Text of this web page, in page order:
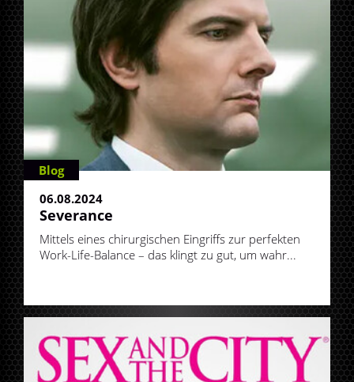
Blog
06.08.2024
Severance
Mittels eines chirurgischen Eingriffs zur perfekten
Work-Life-Balance – das klingt zu gut, um wahr...